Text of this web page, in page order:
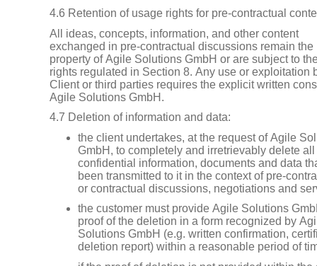
4.6 Retention of usage rights for pre-contractual
All ideas, concepts, information, and other content
exchanged in pre-contractual discussions remain the
property of Agile Solutions GmbH or are subject to
rights regulated in Section 8. Any use or exploitation
Client or third parties requires the explicit written
Agile Solutions GmbH.
4.7 Deletion of information and data:
the client undertakes, at the request of Agile
GmbH, to completely and irretrievably delete all
confidential information, documents and data
been transmitted to it in the context of pre-
or contractual discussions, negotiations and
the customer must provide Agile Solutions
proof of the deletion in a form recognized by
Solutions GmbH (e.g. written confirmation,
deletion report) within a reasonable period of